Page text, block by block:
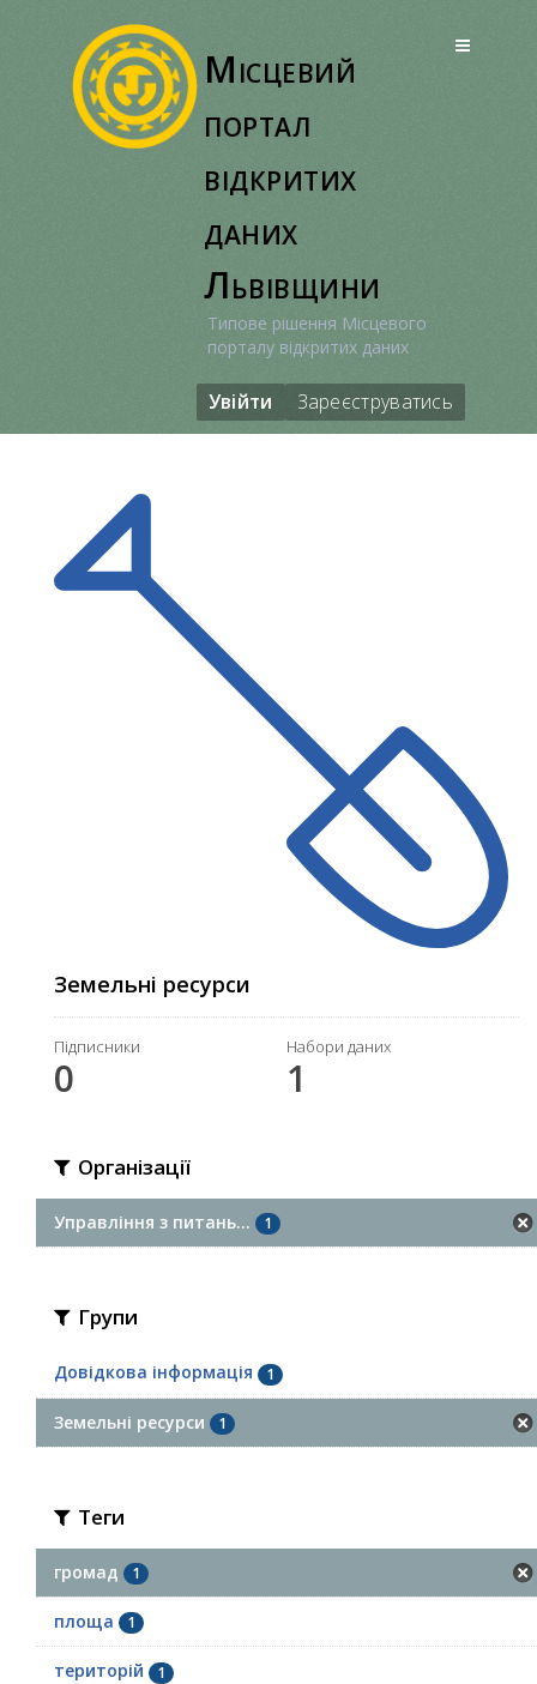
Місцевий
портал
відкритих
даних
Львівщини
Типове рішення Місцевого
порталу відкритих даних
Увійти Зареєструватись
Земельні ресурси
Підписники
0
Набори даних
1
Організації
Управління з питань... 1
Групи
Довідкова інформація 1
Земельні ресурси 1
Теги
громад 1
площа 1
територій 1